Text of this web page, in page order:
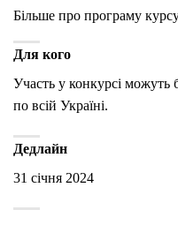
Більше про програму
Для кого
Участь у конкурсі можуть
по всій Україні.
Дедлайн
31 січня 2024